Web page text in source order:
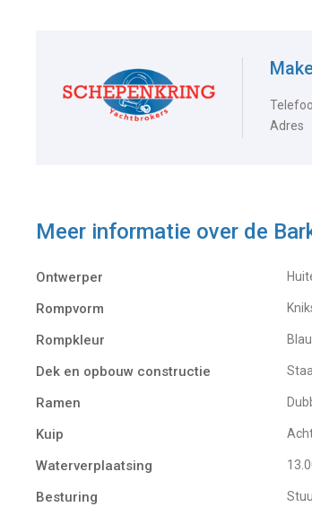
Adres
Meer informatie over de
Ontwerper
Rompvorm
Rompkleur
Dek en opbouw constructie
Ramen
Kuip
Waterverplaatsing
Besturing